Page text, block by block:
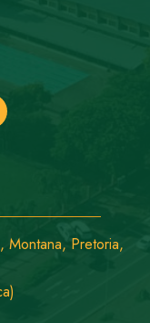
Montana, Pretoria,